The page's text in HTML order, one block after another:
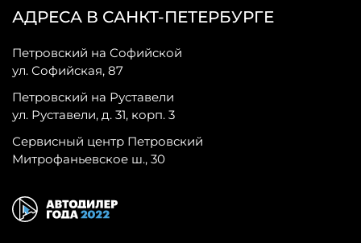
АДРЕСА В САНКТ-ПЕТЕРБУРГЕ
Петровский на Софийской
ул. Софийская, 87
Петровский на Руставели
ул. Руставели, д. 31, корп. 3
Сервисный центр Петровский
Митрофаньевское ш., 30